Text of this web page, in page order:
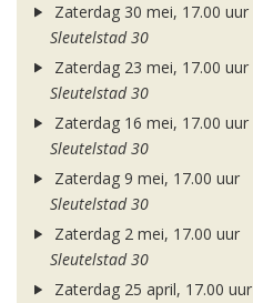
Zaterdag 30 mei, 17.00 uur
Sleutelstad 30
Zaterdag 23 mei, 17.00 uur
Sleutelstad 30
Zaterdag 16 mei, 17.00 uur
Sleutelstad 30
Zaterdag 9 mei, 17.00 uur
Sleutelstad 30
Zaterdag 2 mei, 17.00 uur
Sleutelstad 30
Zaterdag 25 april, 17.00 uur